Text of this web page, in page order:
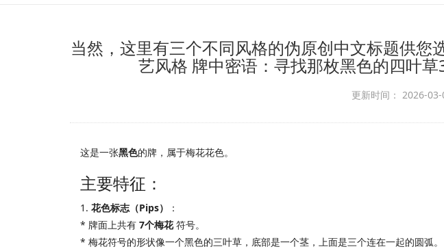
当然，这里有三个不同风格的伪原创中文标题供
艺风格 牌中密语：寻找那枚黑色的四叶
更新时间： 2026-
这是一张黑色的牌，属于梅花花色。
主要特征：
1. 花色标志（Pips）
：
* 牌面上共有 7个梅花符号。
* 梅花符号的形状像一个黑色的三叶草，底部是一个茎，上面是三个连在一起的圆弧。